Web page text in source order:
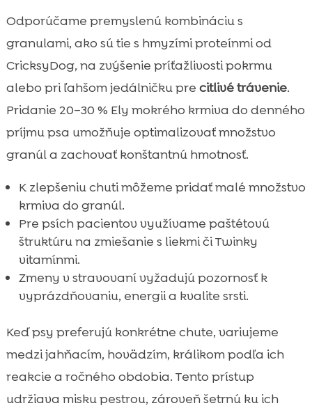
Odporúčame premyslenú kombináciu s
granulami, ako sú tie s hmyzími proteínmi od
CricksyDog, na zvýšenie príťažlivosti pokrmu
alebo pri ľahšom jedálničku pre citlivé trávenie.
Pridanie 20–30 % Ely mokrého krmiva do denného
príjmu psa umožňuje optimalizovať množstvo
granúl a zachovať konštantnú hmotnosť.
K zlepšeniu chuti môžeme pridať malé množstvo
krmiva do granúl.
Pre psích pacientov využívame paštétovú
štruktúru na zmiešanie s liekmi či Twinky
vitamínmi.
Zmeny v stravovaní vyžadujú pozornosť k
vyprázdňovaniu, energii a kvalite srsti.
Keď psy preferujú konkrétne chute, variujeme
medzi jahňacím, hovädzím, králikom podľa ich
reakcie a ročného obdobia. Tento prístup
udržiava misku pestrou, zároveň šetrnú ku ich